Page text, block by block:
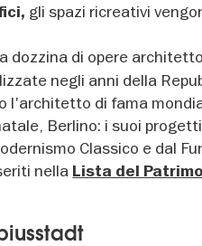
gli spazi ricreativi
dozzina di opere
negli anni della
l'architetto di fama
Berlino: i suoi
Classico e dal
nella Lista del